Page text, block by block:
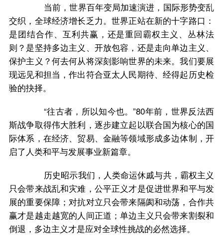
当前，世界百年变局加速演进，国际形势变乱
交织，全球经济增长乏力。世界正站在新的十字路口：
是团结合作、互利共赢，还是重回霸权主义、丛林法
则？是坚持多边主义、开放包容，还是走向单边主义、
保护主义？何去何从将深刻影响世界的未来。我们要展
现远见和担当，作出符合亚太人民期待、经得起历史检
验的抉择。
“往古者，所以知今也。”80年前，世界反法西
斯战争取得伟大胜利，逐步建立起以联合国为核心的国
际体系，在经济、贸易、金融等领域形成多边体制，开
启了人类和平与发展事业新篇章。
历史昭示我们，人类命运休戚与共，霸权主义
只会带来战乱和灾难，公平正义才是促进世界和平与发
展的重要保障；对抗对立只会带来隔阂和动荡，合作共
赢才是越走越宽的人间正道；单边主义只会带来割裂和
倒退，多边主义才是应对全球性挑战的必然选择。